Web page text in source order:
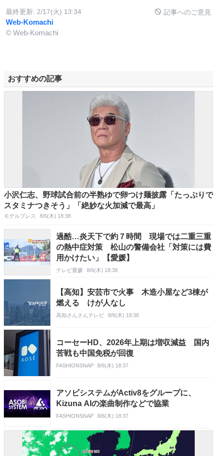
最終更新: 2/17(火) 13:34 記事へのご意見
Web-Komachi
© Web-Komachi
おすすめの記事
小沢仁志、野球試合前の半熟ゆで卵つけ麺披露「たっぷりで
スタミナつきそう」「絶妙な火加減で最高」
モデルプレス 8/6(木) 18:38
過酷…炎天下で約７時間 現場では二重三重
の熱中症対策 松山の警備会社「対策には費
用かけたい」【愛媛】
テレビ愛媛 8/6(木) 18:38
【高知】安芸市で火事 木造小屋など3棟が
燃える けが人なし
高知さんさんテレビ 8/6(木) 18:38
コーセーHD、2026年上期は増収減益 国内
苦戦も中国免税が回復
FASHIONSNAP 8/6(木) 18:37
アソビシステムがActiv8をグループに、
Kizuna AIの楽曲制作などで協業
FASHIONSNAP 8/6(木) 18:37